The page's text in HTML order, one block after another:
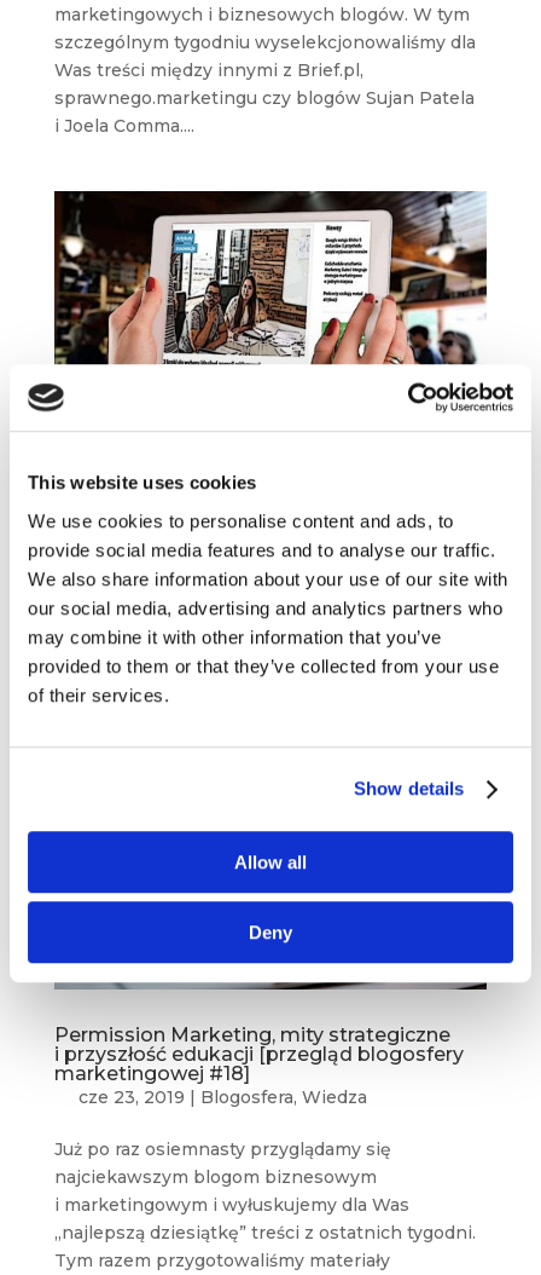
This website uses cookies
We use cookies to personalise content and ads, to
provide social media features and to analyse our traffic.
We also share information about your use of our site with
our social media, advertising and analytics partners who
may combine it with other information that you’ve
provided to them or that they’ve collected from your use
of their services.
Show details
Allow all
Deny
marketingowych i biznesowych blogów. W tym
szczególnym tygodniu wyselekcjonowaliśmy dla
Was treści między innymi z Brief.pl,
sprawnego.marketingu czy blogów Sujan Patela
i Joela Comma....
podnoszenie cen [Przegląd blogosfery
marketingowej #19]
lip 6, 2019 |Blogosfera,Wiedza
Dziś upragniona niedziela, a zatem czas
na kolejny przegląd treści z marketingowych
i biznesowych blogów z całego świata. W tym
tygodniu wyselekcjonowaliśmy dla Was artykuły
m.in. ze sprawnego.marketingu, bloga Chrisa
Brogana...
Permission Marketing, mity strategiczne
i przyszłość edukacji [przegląd blogosfery
marketingowej #18]
cze 23, 2019 | Blogosfera, Wiedza
Już po raz osiemnasty przyglądamy się
najciekawszym blogom biznesowym
i marketingowym i wyłuskujemy dla Was
„najlepszą dziesiątkę” treści z ostatnich tygodni.
Tym razem przygotowaliśmy materiały